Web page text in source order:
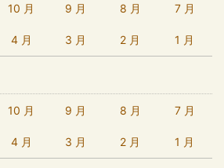
10 月 9 月 8 月 7 月
4 月 3 月 2 月 1 月
10 月 9 月 8 月 7 月
4 月 3 月 2 月 1 月